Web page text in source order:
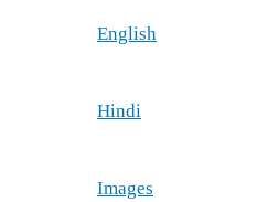
English
Hindi
Images